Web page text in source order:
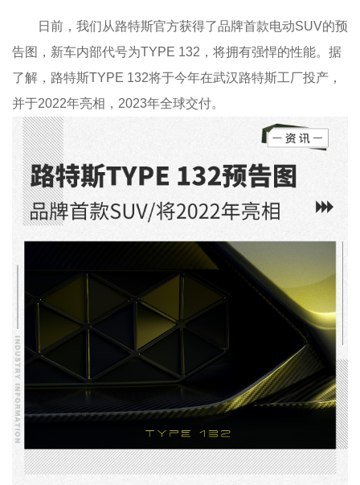
日前，我们从路特斯官方获得了品牌首款电动SUV的预
告图，新车内部代号为TYPE 132，将拥有强悍的性能。据
了解，路特斯TYPE 132将于今年在武汉路特斯工厂投产，
并于2022年亮相，2023年全球交付。